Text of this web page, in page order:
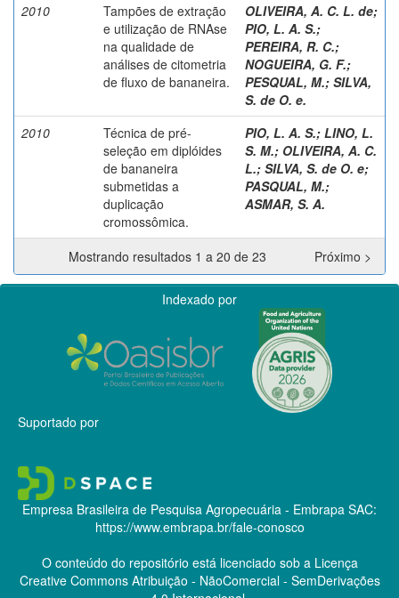
2010
Tampões de extração
e utilização de RNAse
na qualidade de
análises de citometria
de fluxo de bananeira.
OLIVEIRA, A. C. L. de;
PIO, L. A. S.;
PEREIRA, R. C.;
NOGUEIRA, G. F.;
PESQUAL, M.; SILVA,
S. de O. e.
2010
Técnica de pré-
seleção em diplóides
de bananeira
submetidas a
duplicação
cromossômica.
PIO, L. A. S.; LINO, L.
S. M.; OLIVEIRA, A. C.
L.; SILVA, S. de O. e;
PASQUAL, M.;
ASMAR, S. A.
Mostrando resultados 1 a 20 de 23 Próximo >
Indexado por
Suportado por
Empresa Brasileira de Pesquisa Agropecuária - Embrapa SAC:
https://www.embrapa.br/fale-conosco
O conteúdo do repositório está licenciado sob a Licença
Creative CommonsAtribuição - NãoComercial - SemDerivações